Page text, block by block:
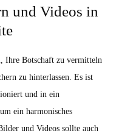
und Videos in
Ihre Botschaft zu vermitteln
zu hinterlassen. Es ist
und in ein
ein harmonisches
und Videos sollte auch